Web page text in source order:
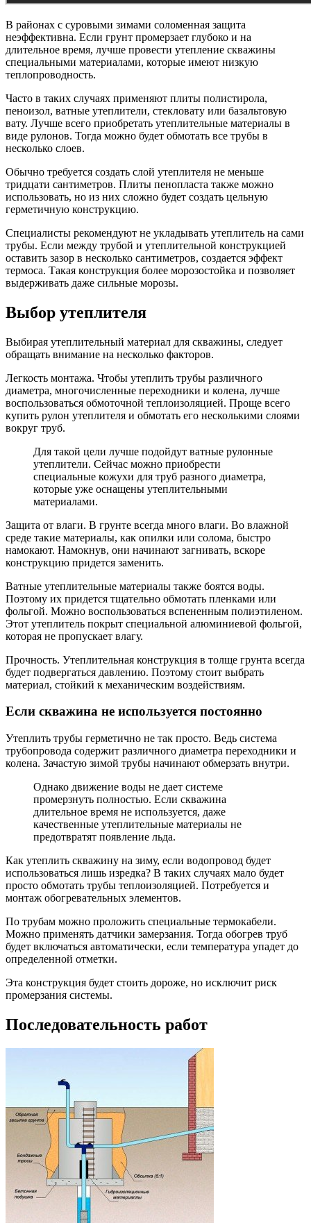
В районах с суровыми зимами соломенная защита
неэффективна. Если грунт промерзает глубоко и на
длительное время, лучше провести утепление скважины
специальными материалами, которые имеют низкую
теплопроводность.
Часто в таких случаях применяют плиты полистирола,
пеноизол, ватные утеплители, стекловату или базальтовую
вату. Лучше всего приобретать утеплительные материалы в
виде рулонов. Тогда можно будет обмотать все трубы в
несколько слоев.
Обычно требуется создать слой утеплителя не меньше
тридцати сантиметров. Плиты пенопласта также можно
использовать, но из них сложно будет создать цельную
герметичную конструкцию.
Специалисты рекомендуют не укладывать утеплитель на сами
трубы. Если между трубой и утеплительной конструкцией
оставить зазор в несколько сантиметров, создается эффект
термоса. Такая конструкция более морозостойка и позволяет
выдерживать даже сильные морозы.
Выбор утеплителя
Выбирая утеплительный материал для скважины, следует
обращать внимание на несколько факторов.
Легкость монтажа. Чтобы утеплить трубы различного
диаметра, многочисленные переходники и колена, лучше
воспользоваться обмоточной теплоизоляцией. Проще всего
купить рулон утеплителя и обмотать его несколькими слоями
вокруг труб.
Для такой цели лучше подойдут ватные рулонные
утеплители. Сейчас можно приобрести
специальные кожухи для труб разного диаметра,
которые уже оснащены утеплительными
материалами.
Защита от влаги. В грунте всегда много влаги. Во влажной
среде такие материалы, как опилки или солома, быстро
намокают. Намокнув, они начинают загнивать, вскоре
конструкцию придется заменить.
Ватные утеплительные материалы также боятся воды.
Поэтому их придется тщательно обмотать пленками или
фольгой. Можно воспользоваться вспененным полиэтиленом.
Этот утеплитель покрыт специальной алюминиевой фольгой,
которая не пропускает влагу.
Прочность. Утеплительная конструкция в толще грунта всегда
будет подвергаться давлению. Поэтому стоит выбрать
материал, стойкий к механическим воздействиям.
Если скважина не используется постоянно
Утеплить трубы герметично не так просто. Ведь система
трубопровода содержит различного диаметра переходники и
колена. Зачастую зимой трубы начинают обмерзать внутри.
Однако движение воды не дает системе
промерзнуть полностью. Если скважина
длительное время не используется, даже
качественные утеплительные материалы не
предотвратят появление льда.
Как утеплить скважину на зиму, если водопровод будет
использоваться лишь изредка? В таких случаях мало будет
просто обмотать трубы теплоизоляцией. Потребуется и
монтаж обогревательных элементов.
По трубам можно проложить специальные термокабели.
Можно применять датчики замерзания. Тогда обогрев труб
будет включаться автоматически, если температура упадет до
определенной отметки.
Эта конструкция будет стоить дороже, но исключит риск
промерзания системы.
Последовательность работ